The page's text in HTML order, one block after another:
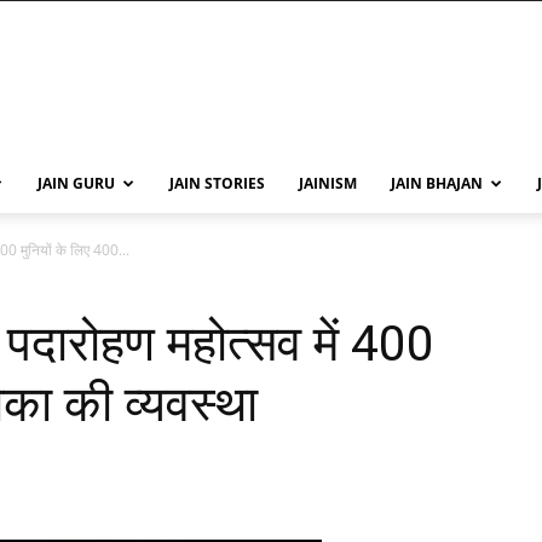
JAIN GURU JAIN STORIES JAINISM JAIN BHAJAN
मुनियों के लिए 400...
महोत्सव में 400
की व्यवस्था